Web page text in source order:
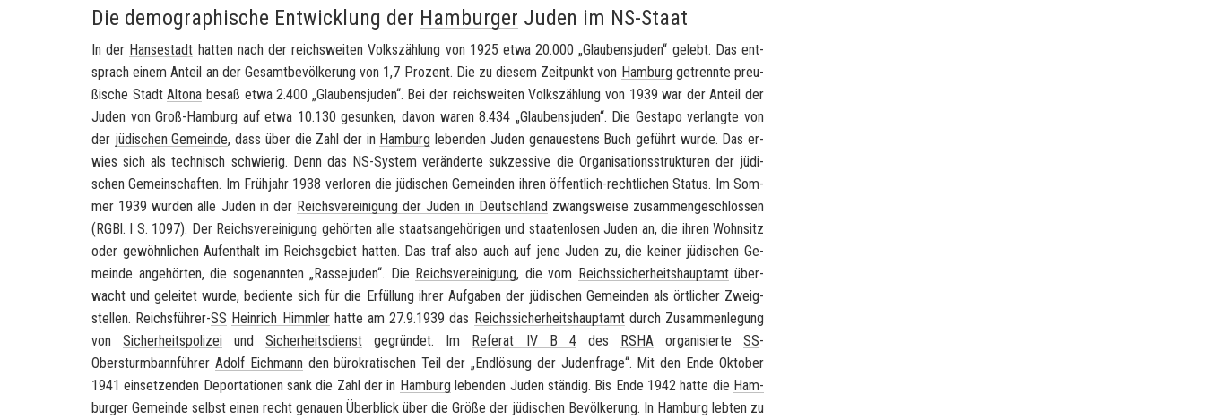
Die demographische Entwicklung der Hamburger Juden im NS-Staat
In der Han­se­stadt hat­ten nach der reichs­wei­ten Volks­zäh­lung von 1925 etwa 20.000 „Glau­bens­ju­den“ ge­lebt. Das ent­
sprach einem An­teil an der Ge­samt­be­völ­ke­rung von 1,7 Pro­zent. Die zu die­sem Zeit­punkt von Ham­burg ge­trenn­te preu­
ßi­sche StadtAl­to­na besaß etwa 2.400 „Glau­bens­ju­den“. Bei der reichs­wei­ten Volks­zäh­lung von 1939 war der An­teil der
Juden vonGroß-​Hamburg auf etwa 10.130 ge­sun­ken, davon waren 8.434 „Glau­bens­ju­den“. Die Ge­sta­po ver­lang­te von
der jü­di­schen Ge­mein­de, dass über die Zahl der in Ham­burg le­ben­den Juden ge­nau­es­tens Buch ge­führt wurde. Das er­
wies sich als tech­nisch schwie­rig. Denn das NS-​System ver­än­der­te suk­zes­si­ve die Or­ga­ni­sa­ti­ons­struk­tu­ren der jü­di­
schen Ge­mein­schaf­ten. Im Früh­jahr 1938 ver­lo­ren die jü­di­schen Ge­mein­den ihren öffentlich-​rechtlichen Sta­tus. Im Som­
mer 1939 wur­den alle Juden in der Reichs­ver­ei­ni­gung der Juden in Deutsch­land zwangs­wei­se zu­sam­men­ge­schlos­sen
(RGBl. I S. 1097). Der Reichs­ver­ei­ni­gung ge­hör­ten alle staats­an­ge­hö­ri­gen und staa­ten­lo­sen Juden an, die ihren Wohn­sitz
oder ge­wöhn­li­chen Auf­ent­halt im Reichs­ge­biet hat­ten. Das traf also auch auf jene Juden zu, die kei­ner jü­di­schen Ge­
mein­de an­ge­hör­ten, die so­ge­nann­ten „Ras­se­ju­den“. Die Reichs­ver­ei­ni­gung, die vom Reichs­si­cher­heits­haupt­amtüber­
wacht und ge­lei­tet wurde, be­dien­te sich für die Er­fül­lung ihrer Auf­ga­ben der jü­di­schen Ge­mein­den als ört­li­cher Zweig­
stel­len. Reichsführer-​SS Hein­rich Himm­lerhatte am 27.9.1939 das Reichs­si­cher­heits­haupt­amtdurch Zu­sam­men­le­gung
vonSi­cher­heits­po­li­zei undSi­cher­heits­dienst ge­grün­det. Im Re­fe­rat IV B 4des RSHAor­ga­ni­sier­teSS-​
Obersturmbannführer Adolf Eich­mann den bü­ro­kra­ti­schen Teil der „End­lö­sung der Ju­den­fra­ge“. Mit den Ende Ok­to­ber
1941 ein­set­zen­den De­por­ta­tio­nen sank die Zahl der in Ham­burg le­ben­den Juden stän­dig. Bis Ende 1942 hatte die Ham­
bur­ger Ge­mein­de selbst einen recht ge­nau­en Über­blick über die Größe der jü­di­schen Be­völ­ke­rung. In Ham­burg leb­ten zu